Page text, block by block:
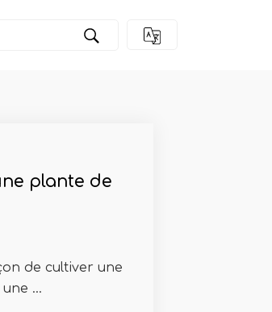
plante de
de cultiver une
...